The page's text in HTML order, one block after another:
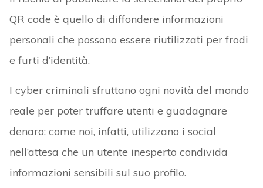
QR code è quello di diffondere informazioni
personali che possono essere riutilizzati per frodi
e furti d’identità.
I cyber criminali sfruttano ogni novità del mondo
reale per poter truffare utenti e guadagnare
denaro: come noi, infatti, utilizzano i social
nell’attesa che un utente inesperto condivida
informazioni sensibili sul suo profilo.